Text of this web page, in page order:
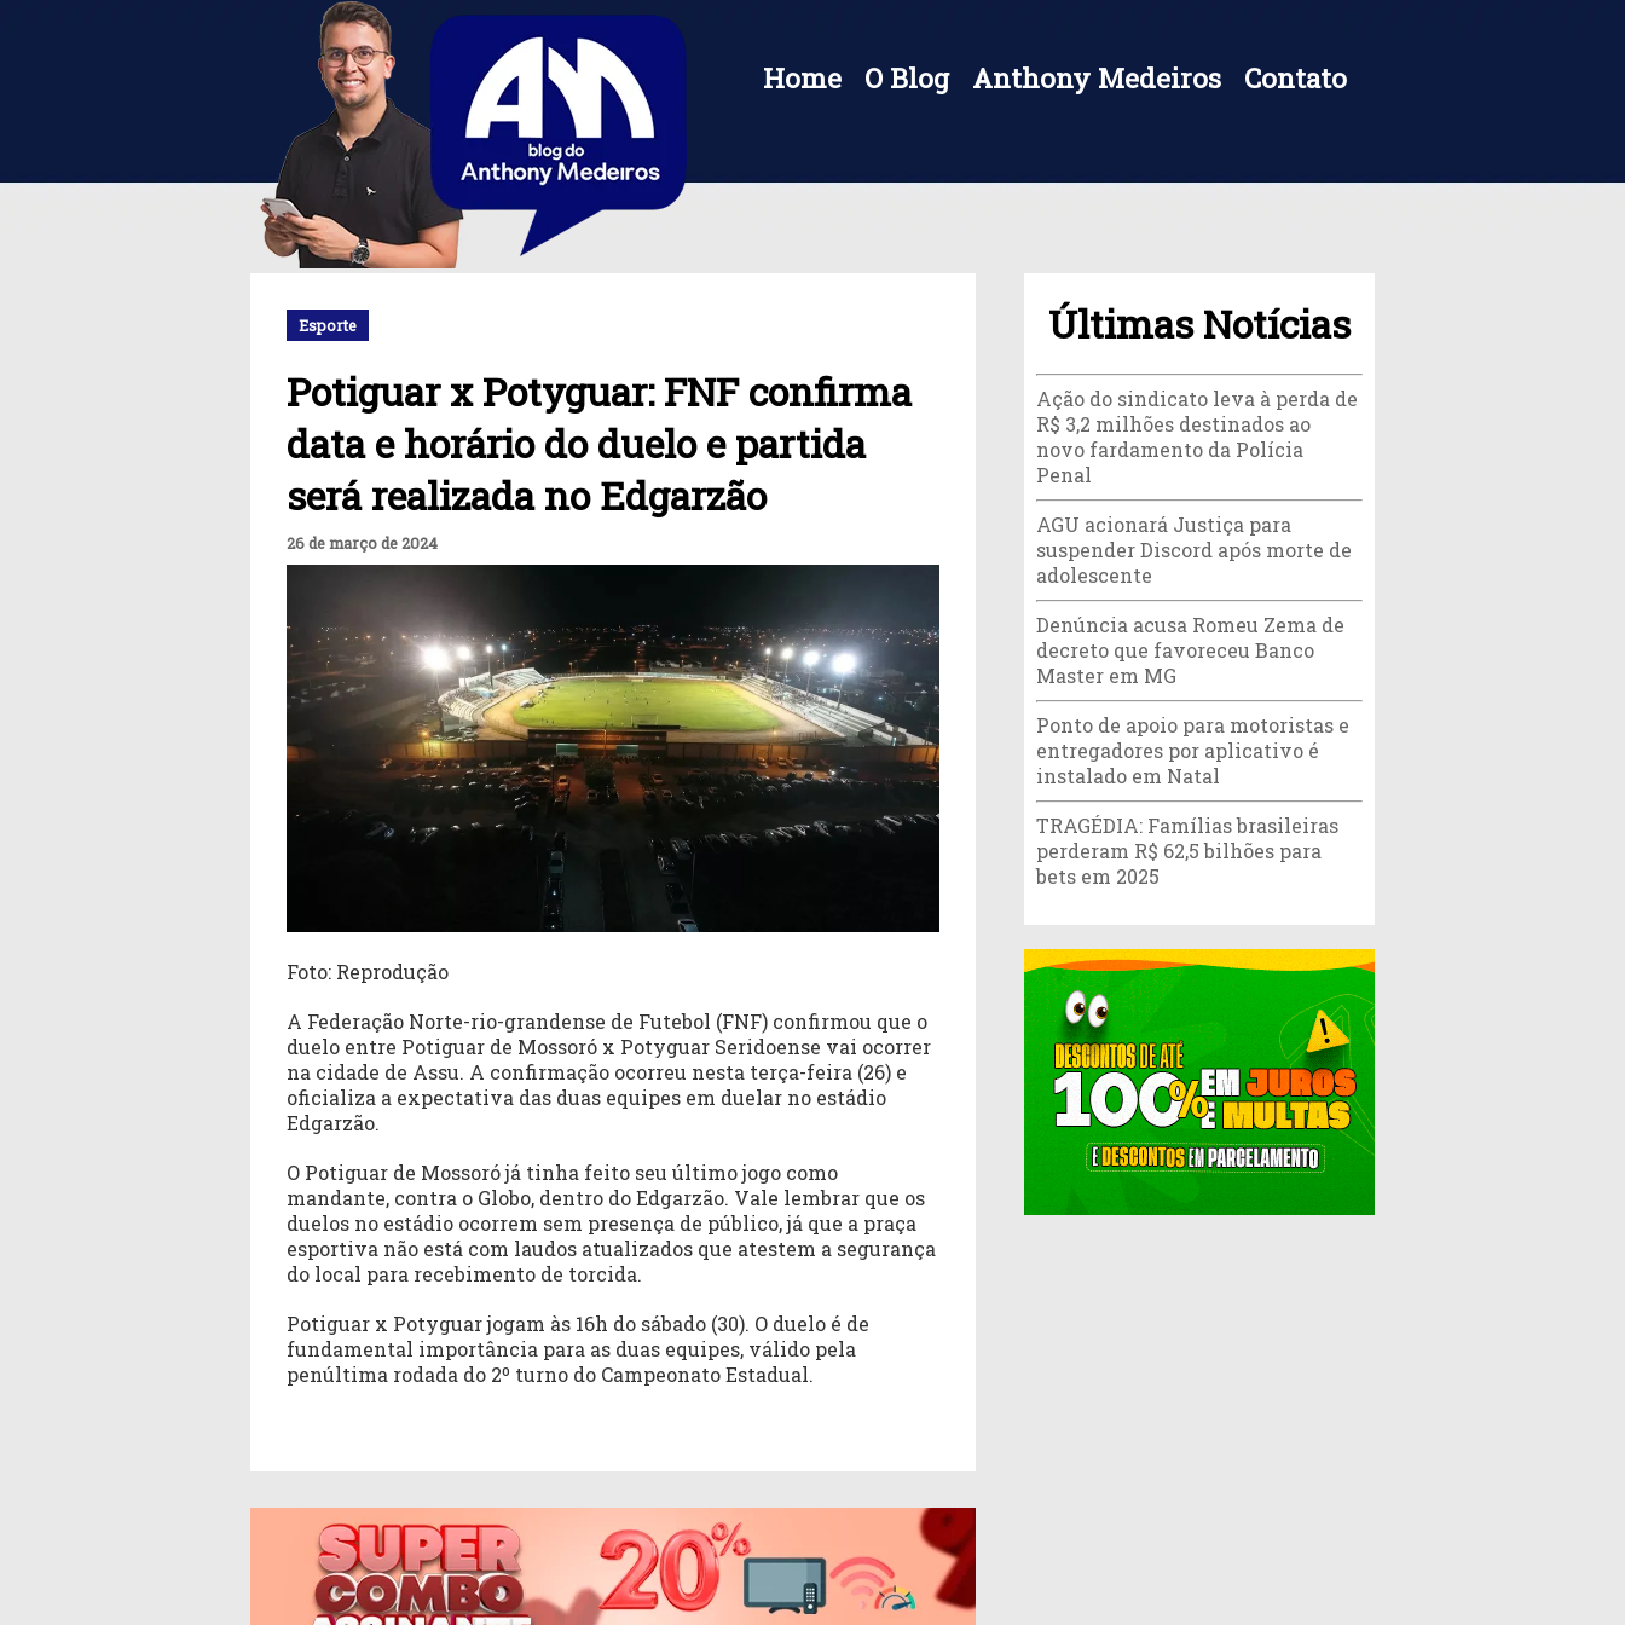
Home O Blog Anthony Medeiros Contato
Esporte
Potiguar x Potyguar: FNF confirma
data e horário do duelo e partida
será realizada no Edgarzão
26 de março de 2024
Foto: Reprodução
A Federação Norte-rio-grandense de Futebol (FNF) confirmou que o
duelo entre Potiguar de Mossoró x Potyguar Seridoense vai ocorrer
na cidade de Assu. A confirmação ocorreu nesta terça-feira (26) e
oficializa a expectativa das duas equipes em duelar no estádio
Edgarzão.
O Potiguar de Mossoró já tinha feito seu último jogo como
mandante, contra o Globo, dentro do Edgarzão. Vale lembrar que os
duelos no estádio ocorrem sem presença de público, já que a praça
esportiva não está com laudos atualizados que atestem a segurança
do local para recebimento de torcida.
Potiguar x Potyguar jogam às 16h do sábado (30). O duelo é de
fundamental importância para as duas equipes, válido pela
penúltima rodada do 2º turno do Campeonato Estadual.
Últimas Notícias
Ação do sindicato leva à perda de
R$ 3,2 milhões destinados ao
novo fardamento da Polícia
Penal
AGU acionará Justiça para
suspender Discord após morte de
adolescente
Denúncia acusa Romeu Zema de
decreto que favoreceu Banco
Master em MG
Ponto de apoio para motoristas e
entregadores por aplicativo é
instalado em Natal
TRAGÉDIA: Famílias brasileiras
perderam R$ 62,5 bilhões para
bets em 2025